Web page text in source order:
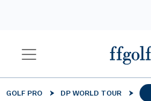
GOLF PRO DP WORLD TOUR